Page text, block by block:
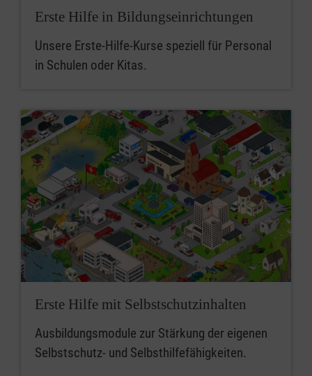
Erste Hilfe in Bildungseinrichtungen
Unsere Erste-Hilfe-Kurse speziell für Personal
in Schulen oder Kitas.
Erste Hilfe mit Selbstschutzinhalten
Ausbildungsmodule zur Stärkung der eigenen
Selbstschutz- und Selbsthilfefähigkeiten.